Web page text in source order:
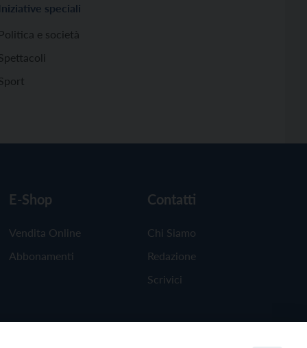
Iniziative speciali
Politica e società
E-Shop
Vendita Online
Abbonamenti
Contatti
Chi Siamo
Redazione
Scrivici